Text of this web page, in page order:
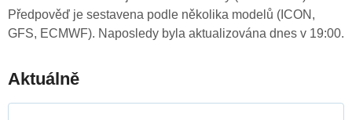
Předpověď je sestavena podle několika modelů (ICON,
GFS, ECMWF). Naposledy byla aktualizována dnes v 19:00.
Aktuálně